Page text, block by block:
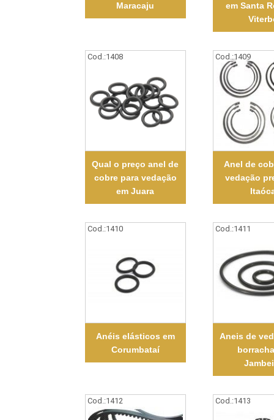
Maracaju
em Santa
Cod.:1408
Qual o preço anel de
cobre para vedação
em Juara
Cod.:1409
Anel de
vedação
Cod.:1410
Anéis elásticos em
Corumbataí
Cod.:1411
Aneis de
Cod.:1412 Cod.:1413